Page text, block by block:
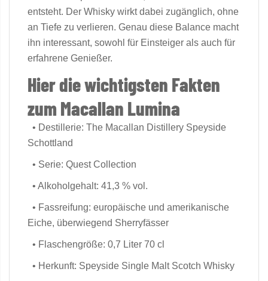
entsteht. Der Whisky wirkt dabei zugänglich, ohne
an Tiefe zu verlieren. Genau diese Balance macht
ihn interessant, sowohl für Einsteiger als auch für
erfahrene Genießer.
Hier die wichtigsten Fakten
zum Macallan Lumina
• Destillerie: The Macallan Distillery Speyside
Schottland
• Serie: Quest Collection
• Alkoholgehalt: 41,3 % vol.
• Fassreifung: europäische und amerikanische
Eiche, überwiegend Sherryfässer
• Flaschengröße: 0,7 Liter 70 cl
• Herkunft: Speyside Single Malt Scotch Whisky